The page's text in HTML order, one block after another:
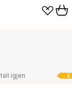
E
igjen